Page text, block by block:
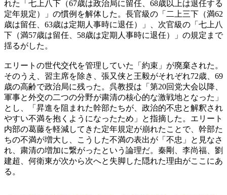
れた「七上八下（67歳は政治局に留任、68歳以上は退任する
定年規定）」の慣例を解体した。長官級の「二上三下（満62
歳は留任、63歳は定期人事時に退任）」、次官級の「七上八
下（満57歳は留任、58歳は定期人事時に退任）」の規定まで
揺るがした。
エリートの世代交代を管理していた「約束」が廃棄された。
そのうえ、習主席を除き、張又侠と王毅がそれぞれ72歳、69
歳の高齢で政治局に残った。呉教授は「第20回党大会以降、
軍事と外交の二つの分野が粛清の核心的な激戦地となった」
とし、「昇進を阻まれた幹部たちが、政治的不忠と解釈され
やすい不満を抱くようになったため」と指摘した。エリート
内部の葛藤を軽減してきた定年規定が崩れたことで、幹部た
ちの不満が増大し、こうした不満の表出が「不忠」と見なさ
れ、粛清の増加に繋がったという論理だ。秦剛、李尚福、劉
建超、何衛東が次から次へと失脚した隠れた理由がここにあ
る。